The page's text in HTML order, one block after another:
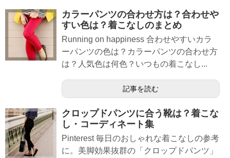
カラーパンツの合わせ方は？合わせや
すい色は？着こなしのまとめ
Running on happiness 合わせやすいカラ
ーパンツの色は？カラーパンツの合わせ方
は？人気色は何色？いつもの着こなし...
記事を読む
クロップドパンツに合う靴は？着こな
し・コーディネート集
Pinterest 毎日のおしゃれな着こなしの参考
に。美脚効果抜群の「クロップドパンツ」